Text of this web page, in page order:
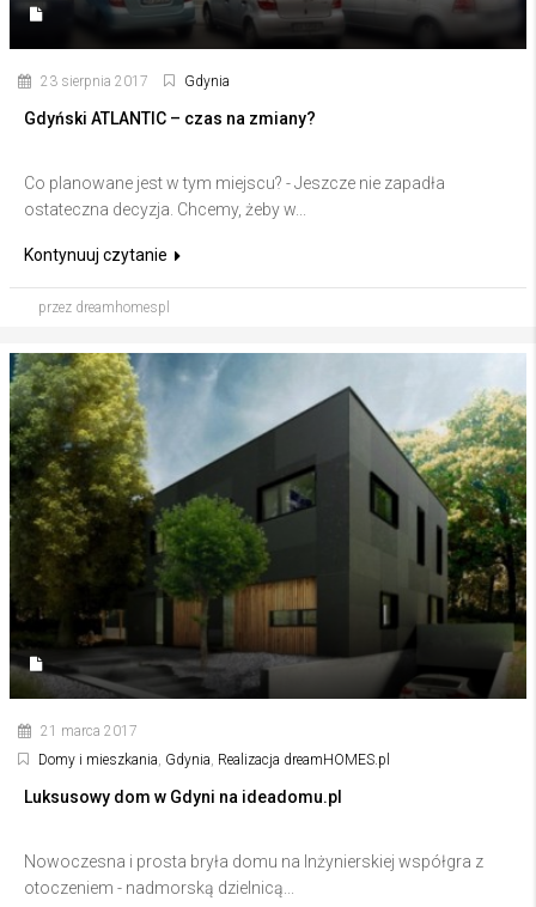
23 sierpnia 2017 Gdynia
Gdyński ATLANTIC – czas na zmiany?
Co planowane jest w tym miejscu? - Jeszcze nie zapadła
ostateczna decyzja. Chcemy, żeby w...
Kontynuuj czytanie
przez dreamhomespl
21 marca 2017
Domy i mieszkania, Gdynia, Realizacja dreamHOMES.pl
Luksusowy dom w Gdyni na ideadomu.pl
Nowoczesna i prosta bryła domu na Inżynierskiej współgra z
otoczeniem - nadmorską dzielnicą...